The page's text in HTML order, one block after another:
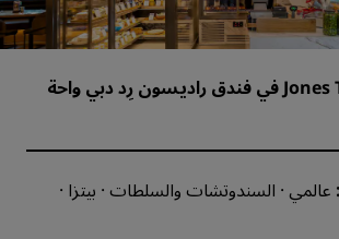
Jones The Grocer في فندق راديسون رِد دبي واحة
عالمي · السندوتشات والسلطات · بيتزا ·